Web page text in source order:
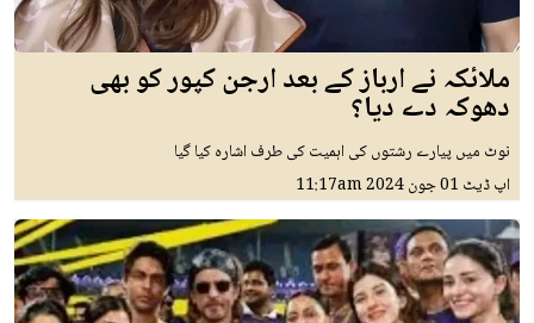
ملائکہ نے ارباز کے بعد ارجن کپور کو بھی
دھوکہ دے دیا؟
نوٹ میں پیارے رشتوں کی اہمیت کی طرف اشارہ کیا گیا
اپ ڈیٹ 01 جون 2024 11:17am